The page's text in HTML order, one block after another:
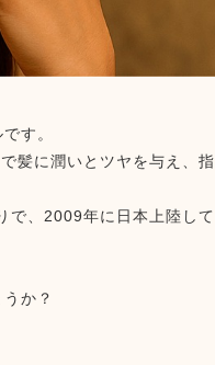
す。
髪に潤いとツヤを与え、指
で、2009年に日本上陸して
か？